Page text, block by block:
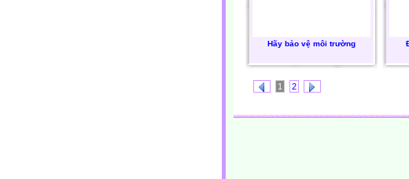
Hãy bảo vệ môi trường
1 2